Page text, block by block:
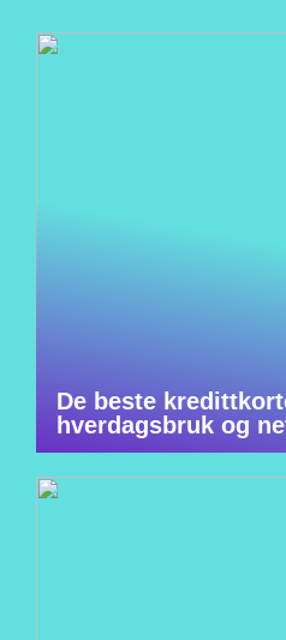
De beste
hverdagsbruk og